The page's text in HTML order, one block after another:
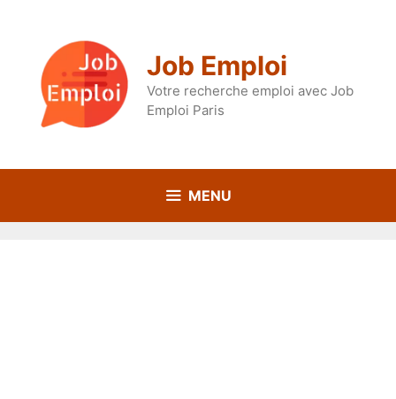
Job Emploi
Votre recherche emploi avec Job
Emploi Paris
MENU